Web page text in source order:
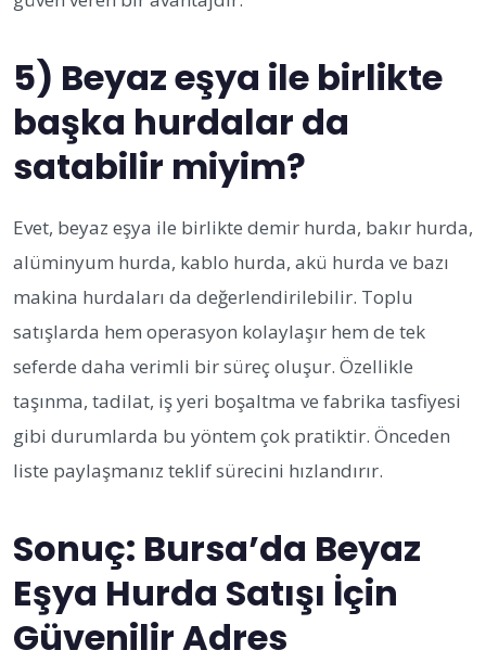
5) Beyaz eşya ile birlikte
başka hurdalar da
satabilir miyim?
Evet, beyaz eşya ile birlikte demir hurda, bakır hurda,
alüminyum hurda, kablo hurda, akü hurda ve bazı
makina hurdaları da değerlendirilebilir. Toplu
satışlarda hem operasyon kolaylaşır hem de tek
seferde daha verimli bir süreç oluşur. Özellikle
taşınma, tadilat, iş yeri boşaltma ve fabrika tasfiyesi
gibi durumlarda bu yöntem çok pratiktir. Önceden
liste paylaşmanız teklif sürecini hızlandırır.
Sonuç: Bursa’da Beyaz
Eşya Hurda Satışı İçin
Güvenilir Adres